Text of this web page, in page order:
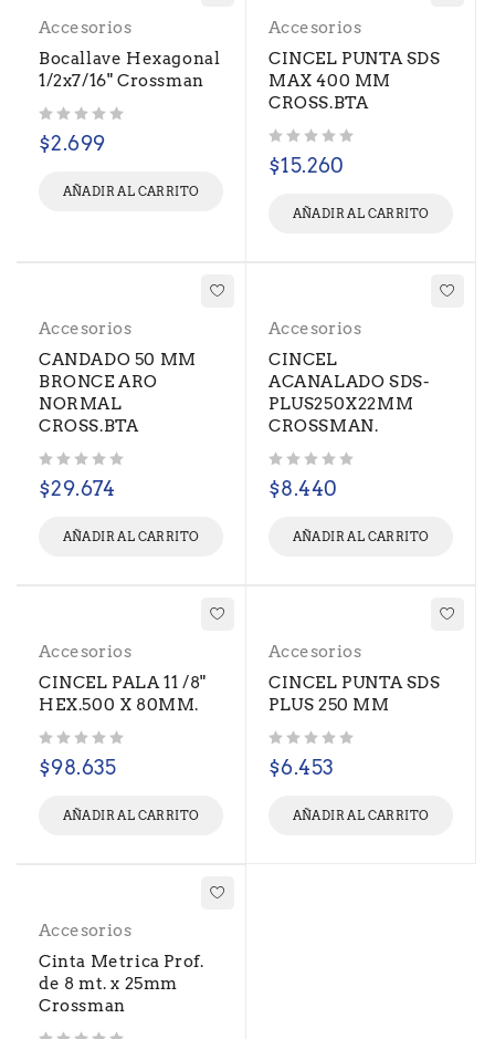
Accesorios
Bocallave Hexagonal
1/2x7/16" Crossman
$2.699
AÑADIR AL CARRITO
Accesorios
CINCEL PUNTA SDS
MAX 400 MM
CROSS.BTA
$15.260
AÑADIR AL CARRITO
Accesorios
CANDADO 50 MM
BRONCE ARO
NORMAL
CROSS.BTA
$29.674
AÑADIR AL CARRITO
Accesorios
CINCEL
ACANALADO SDS-
PLUS250X22MM
CROSSMAN.
$8.440
AÑADIR AL CARRITO
Accesorios
CINCEL PALA 11 /8"
HEX.500 X 80MM.
$98.635
AÑADIR AL CARRITO
Accesorios
CINCEL PUNTA SDS
PLUS 250 MM
$6.453
AÑADIR AL CARRITO
Accesorios
Cinta Metrica Prof.
de 8 mt. x 25mm
Crossman